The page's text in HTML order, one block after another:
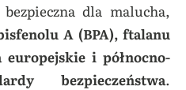
dla malucha,
A (BPA), ftalanu
europejskie i północno-
bezpieczeństwa.